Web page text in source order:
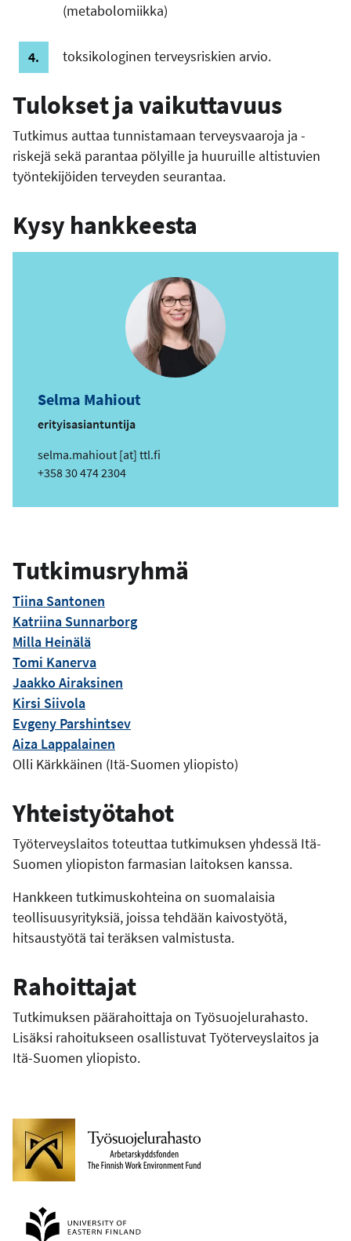
(metabolomiikka)
toksikologinen terveysriskien arvio.
Tulokset ja vaikuttavuus
Tutkimus auttaa tunnistamaan terveysvaaroja ja -
riskejä sekä parantaa pölyille ja huuruille altistuvien
työntekijöiden terveyden seurantaa.
Kysy hankkeesta
Selma Mahiout
erityisasiantuntija
s
ä
k
o
s
t
i
s
o
i
t
e
selma.mahiout [at] ttl.fi
Puhelin
+358 30 474 2304
Tutkimusryhmä
Tiina Santonen
Katriina Sunnarborg
Milla Heinälä
Tomi Kanerva
Jaakko Airaksinen
Kirsi Siivola
Evgeny Parshintsev
Aiza Lappalainen
Olli Kärkkäinen (Itä-Suomen yliopisto)
Yhteistyötahot
Työterveyslaitos toteuttaa tutkimuksen yhdessä Itä-
Suomen yliopiston farmasian laitoksen kanssa.
Hankkeen tutkimuskohteina on suomalaisia
teollisuusyrityksiä, joissa tehdään kaivostyötä,
hitsaustyötä tai teräksen valmistusta.
Rahoittajat
Tutkimuksen päärahoittaja on Työsuojelurahasto.
Lisäksi rahoitukseen osallistuvat Työterveyslaitos ja
Itä-Suomen yliopisto.